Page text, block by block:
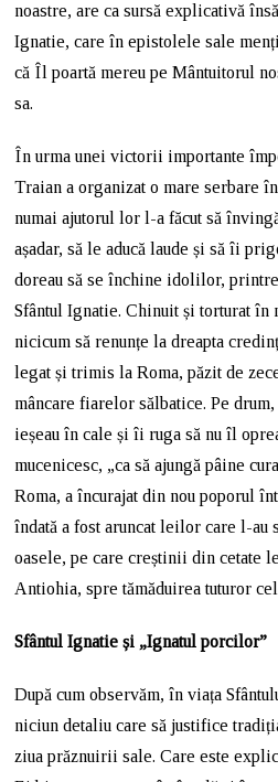
noastre, are ca sursă explicativă
Ignatie, care în epistolele sale
că Îl poartă mereu pe Mântuitorul
sa.
În urma unei victorii importante
Traian a organizat o mare serbare
numai ajutorul lor l-a făcut să
așadar, să le aducă laude și să îi
doreau să se închine idolilor,
Sfântul Ignatie. Chinuit și torturat
nicicum să renunțe la dreapta
legat și trimis la Roma, păzit de
mâncare fiarelor sălbatice. Pe
ieșeau în cale și îi ruga să nu îl
mucenicesc, „ca să ajungă pâine
Roma, a încurajat din nou poporul
îndată a fost aruncat leilor care l-au
oasele, pe care creștinii din cetate
Antiohia, spre tămăduirea tuturor
Sfântul Ignatie și „Ignatul porcilor”
După cum observăm, în viața
niciun detaliu care să justifice
ziua prăznuirii sale. Care este